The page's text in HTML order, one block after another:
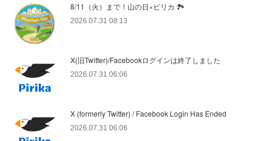
8/11（火）まで！山の日×ピリカ 🏞️
2026.07.31 08:13
X(旧Twitter)/Facebookログインは終了しました
2026.07.31 06:06
X (formerly Twitter) / Facebook Login Has Ended
2026.07.31 06:06